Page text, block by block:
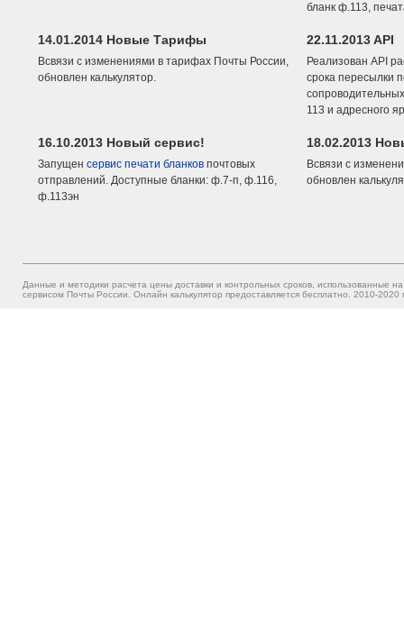
бланк ф.113,
14.01.2014 Новые Тарифы
Всвязи с изменениями в тарифах Почты России,
обновлен калькулятор.
22.11.2013 API
Реализован API
срока пересылки
113 и адресного
16.10.2013 Новый сервис!
Запущен сервис печати бланков почтовых
отправлений. Доступные бланки: ф.7-п, ф.116,
ф.113эн
18.02.2013
Всвязи с
обновлен
Данные и методики расчета цены доставки и контрольных сроков, использованные
сервисом Почты России. Онлайн калькулятор предоставляется бесплатно. 2010-2020